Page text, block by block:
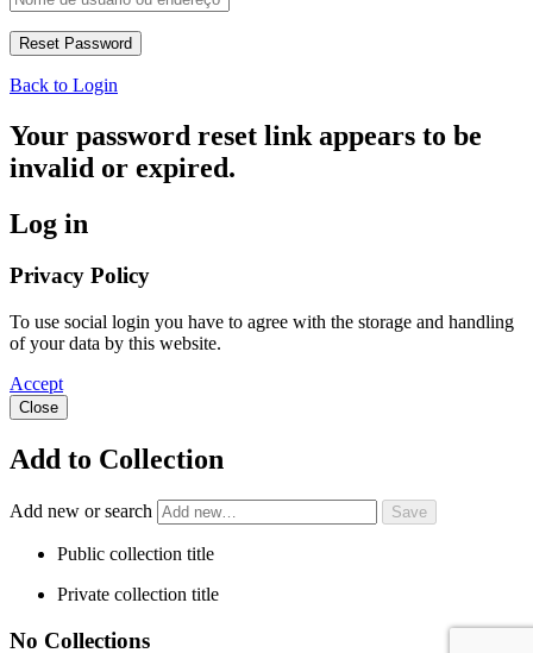
Back to Login
Your password reset link appears to be
invalid or expired.
Log in
Privacy Policy
To use social login you have to agree with the storage and handling
of your data by this website.
Accept
Close
Add to Collection
Add new or search
Public collection title
Private collection title
No Collections